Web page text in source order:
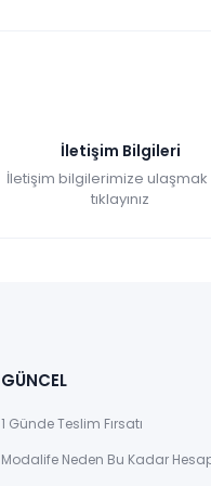
İletişim Bilgileri
İletişim bilgilerimize ulaşmak
tıklayınız
GÜNCEL
1 Günde Teslim Fırsatı
Modalife Neden Bu Kadar